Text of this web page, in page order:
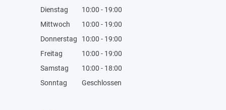
Dienstag
10:00 - 19:00
Mittwoch
10:00 - 19:00
Donnerstag
10:00 - 19:00
Freitag
10:00 - 19:00
Samstag
10:00 - 18:00
Sonntag
Geschlossen